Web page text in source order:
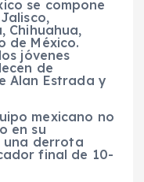
se compone
Chihuahua,
de México.
jóvenes
de
Alan Estrada y
mexicano no
en su
una derrota
final de 10-